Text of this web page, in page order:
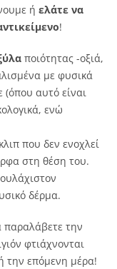
ή ελάτε να
!
ποιότητας -οξιά,
με φυσικά
αυτό είναι
ενώ
που δεν ενοχλεί
στη θέση του.
δέρμα.
παραλάβετε την
φτιάχνονται
την επόμενη μέρα!